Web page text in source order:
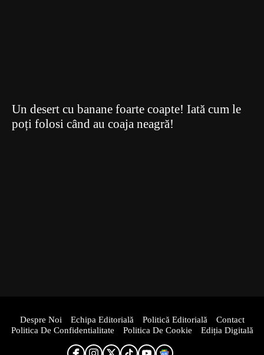
Un desert cu banane foarte coapte! Iată cum le
poți folosi când au coaja neagră!
Despre Noi Echipa Editorială Politică Editorială
Contact
Politica De Confidentialitate
Politica De Cookie Ediția Digitală